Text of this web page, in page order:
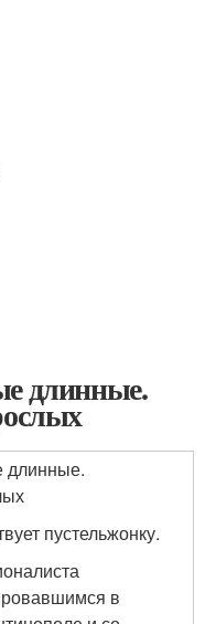
длинные.
пустельжонку.
в